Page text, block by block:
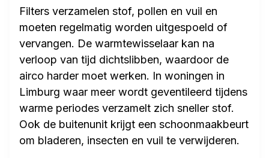
Filters verzamelen stof, pollen en vuil en
moeten regelmatig worden uitgespoeld of
vervangen. De warmtewisselaar kan na
verloop van tijd dichtslibben, waardoor de
airco harder moet werken. In woningen in
Limburg waar meer wordt geventileerd tijdens
warme periodes verzamelt zich sneller stof.
Ook de buitenunit krijgt een schoonmaakbeurt
om bladeren, insecten en vuil te verwijderen.